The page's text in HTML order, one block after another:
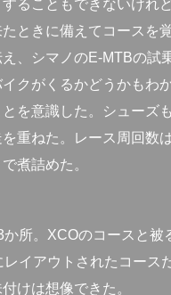
ることもできないけれ
ときに備えてコースを
、シマノのE-MTBの
クがくるかどうかもわ
を意識した。シューズ
重ねた。レース周回数
煮詰めた。
所。XCOのコースと
イアウトされたコース
けは想像できた。